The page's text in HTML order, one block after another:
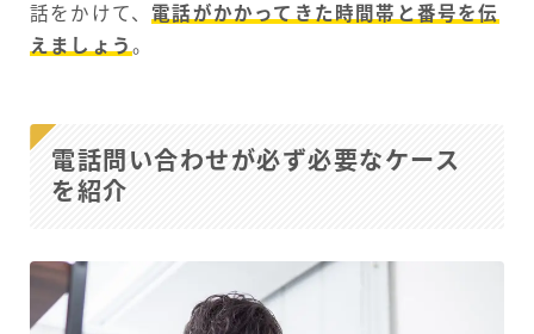
話をかけて、 電話がかかってきた時間帯と番号を伝
えましょう 。
電話問い合わせが必ず必要なケース
を紹介